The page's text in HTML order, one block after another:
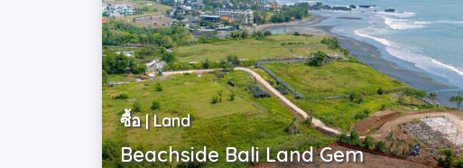
ซื้อ | Land
Beachside Bali Land Gem